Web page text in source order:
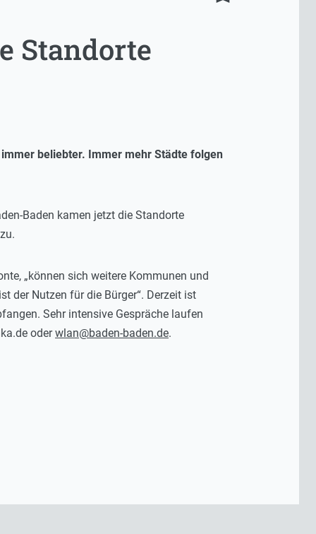
Standorte
beliebter. Immer mehr Städte folgen
Baden kamen jetzt die Standorte
„können sich weitere Kommunen und
der Nutzen für die Bürger“. Derzeit ist
Sehr intensive Gespräche laufen
oderwlan@baden-baden.de.